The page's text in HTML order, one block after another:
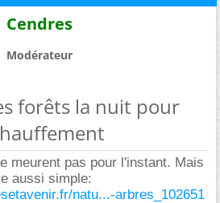
Cendres
Modérateur
forêts la nuit pour
meurent pas pour l'instant. Mais
aussi simple:
natu...-arbres_102651